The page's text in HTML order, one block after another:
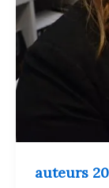
auteurs